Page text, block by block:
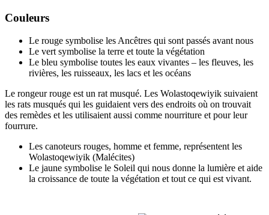
Couleurs
Le rouge symbolise les Ancêtres qui sont passés avant nous
Le vert symbolise la terre et toute la végétation
Le bleu symbolise toutes les eaux vivantes – les fleuves, les
rivières, les ruisseaux, les lacs et les océans
Le rongeur rouge est un rat musqué. Les Wolastoqewiyik suivaient
les rats musqués qui les guidaient vers des endroits où on trouvait
des remèdes et les utilisaient aussi comme nourriture et pour leur
fourrure.
Les canoteurs rouges, homme et femme, représentent les
Wolastoqewiyik (Malécites)
Le jaune symbolise le Soleil qui nous donne la lumière et aide
la croissance de toute la végétation et tout ce qui est vivant.